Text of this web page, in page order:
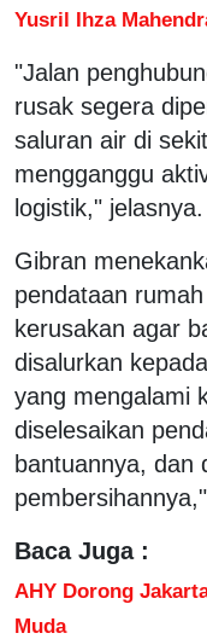
Yusril Ihza
"Jalan
rusak segera
saluran air di
mengganggu
logistik," jelasnya.
Gibran
pendataan
kerusakan agar
disalurkan
yang mengalami
diselesaikan
bantuannya, dan
Baca Juga :
AHY Dorong
Muda